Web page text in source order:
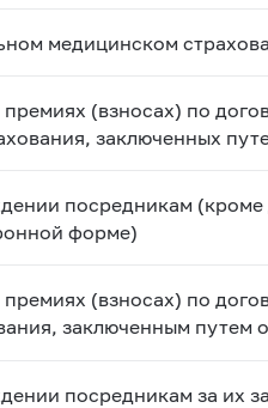
медицинском
(взносах) по
заключенных
посредникам
форме)
(взносах) по
заключенным
посредникам за их